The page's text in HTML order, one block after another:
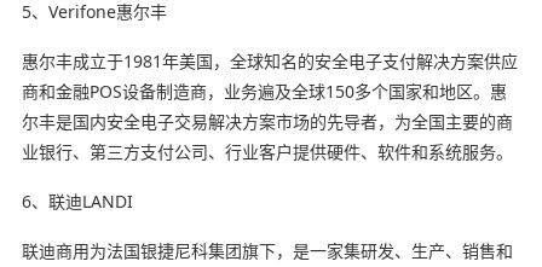
5、Verifone惠尔丰
惠尔丰成立于1981年美国，全球知名的安全电子支付解决方案供应
商和金融POS设备制造商，业务遍及全球150多个国家和地区。惠
尔丰是国内安全电子交易解决方案市场的先导者，为全国主要的商
业银行、第三方支付公司、行业客户提供硬件、软件和系统服务。
6、联迪LANDI
联迪商用为法国银捷尼科集团旗下，是一家集研发、生产、销售和